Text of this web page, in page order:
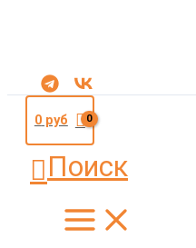
0руб
Поиск